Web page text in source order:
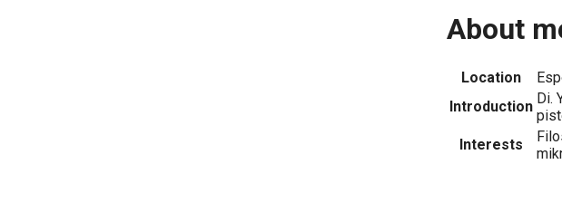
About
Location
Introduction Di.
Interests